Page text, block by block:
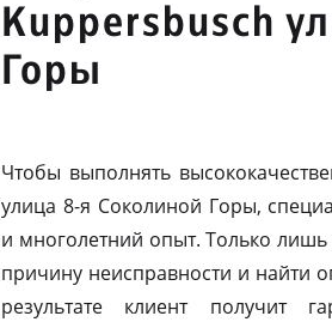
Kuppersbusch
Горы
Чтобы выполнять
улица 8-я Соколиной Горы,
и многолетний опыт. Только
причину неисправности и найти
результате клиент получит